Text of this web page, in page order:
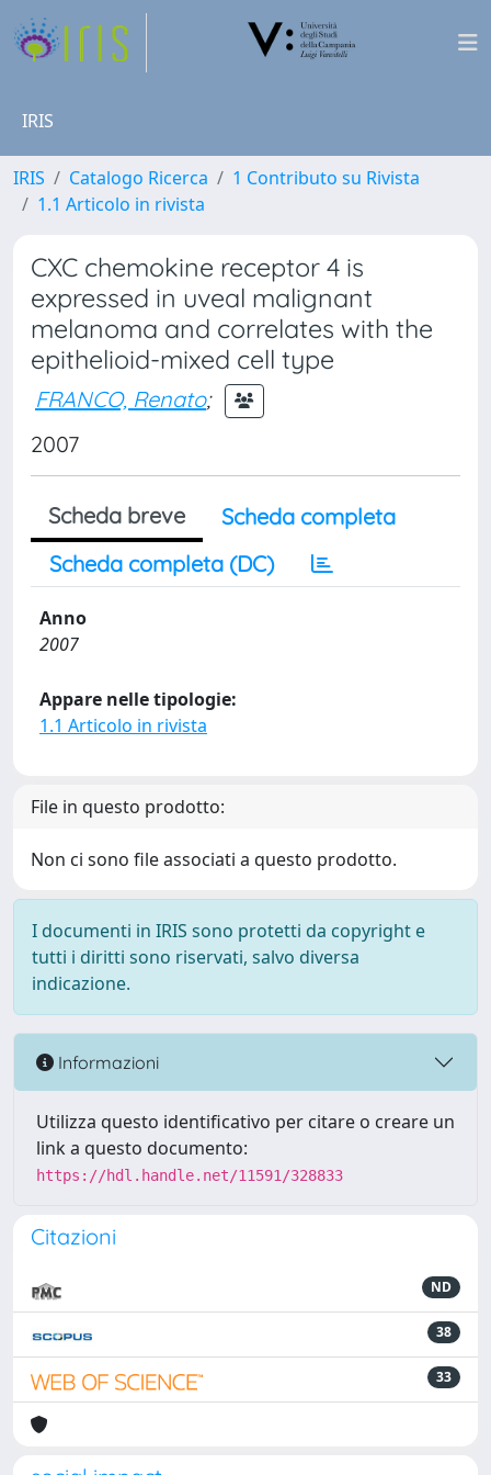
IRIS
IRIS Catalogo Ricerca
1 Contributo su Rivista
1.1 Articolo in rivista
CXC chemokine receptor 4 is
expressed in uveal malignant
melanoma and correlates with the
epithelioid-mixed cell type
FRANCO, Renato;
2007
Scheda breve
Scheda completa
Scheda completa (DC)
Anno
2007
Appare nelle tipologie:
1.1 Articolo in rivista
File in questo prodotto:
Non ci sono file associati a questo prodotto.
I documenti in IRIS sono protetti da copyright e
tutti i diritti sono riservati, salvo diversa
indicazione.
Informazioni
Utilizza questo identificativo per citare o creare un
link a questo documento:
https://hdl.handle.net/11591/328833
Citazioni
ND
38
33